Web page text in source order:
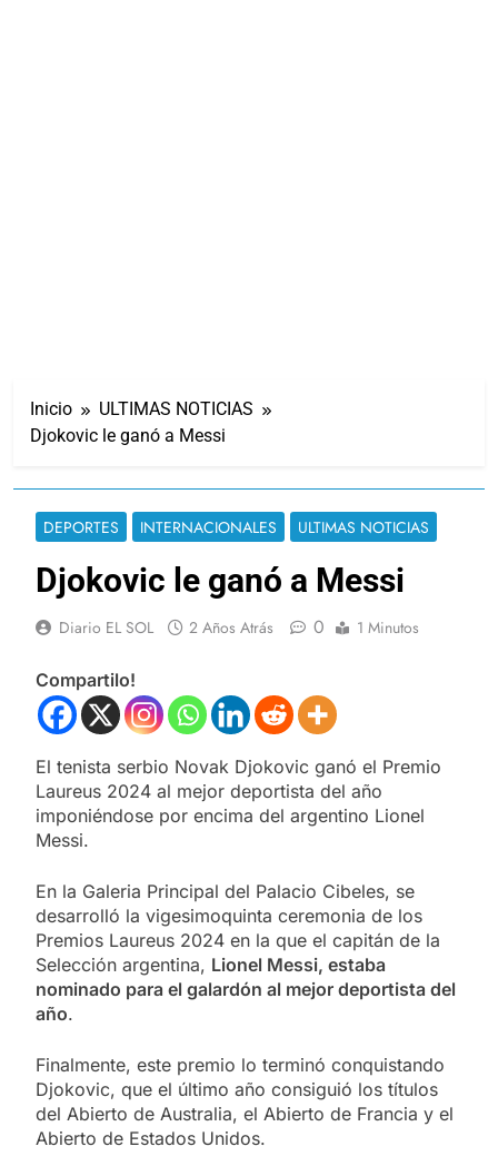
Inicio
ULTIMAS NOTICIAS
Djokovic le ganó a Messi
DEPORTES INTERNACIONALES ULTIMAS NOTICIAS
Djokovic le ganó a Messi
Diario EL SOL 2 Años Atrás 0 1 Minutos
Compartilo!
El tenista serbio Novak Djokovic ganó el Premio
Laureus 2024 al mejor deportista del año
imponiéndose por encima del argentino Lionel
Messi.
En la Galeria Principal del Palacio Cibeles, se
desarrolló la vigesimoquinta ceremonia de los
Premios Laureus 2024 en la que el capitán de la
Selección argentina, Lionel Messi, estaba
nominado para el galardón al mejor deportista del
año.
Finalmente, este premio lo terminó conquistando
Djokovic, que el último año consiguió los títulos
del Abierto de Australia, el Abierto de Francia y el
Abierto de Estados Unidos.